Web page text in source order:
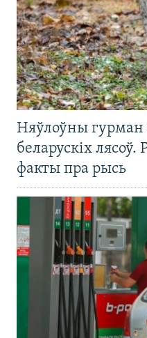
Няўлоўны гурман
беларускіх лясоў.
факты пра рысь